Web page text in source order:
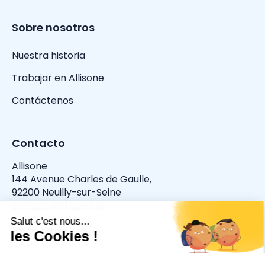
Sobre nosotros
Nuestra historia
Trabajar en Allisone
Contáctenos
Contacto
Allisone
144 Avenue Charles de Gaulle,
92200 Neuilly-sur-Seine
contact@allisone.ai